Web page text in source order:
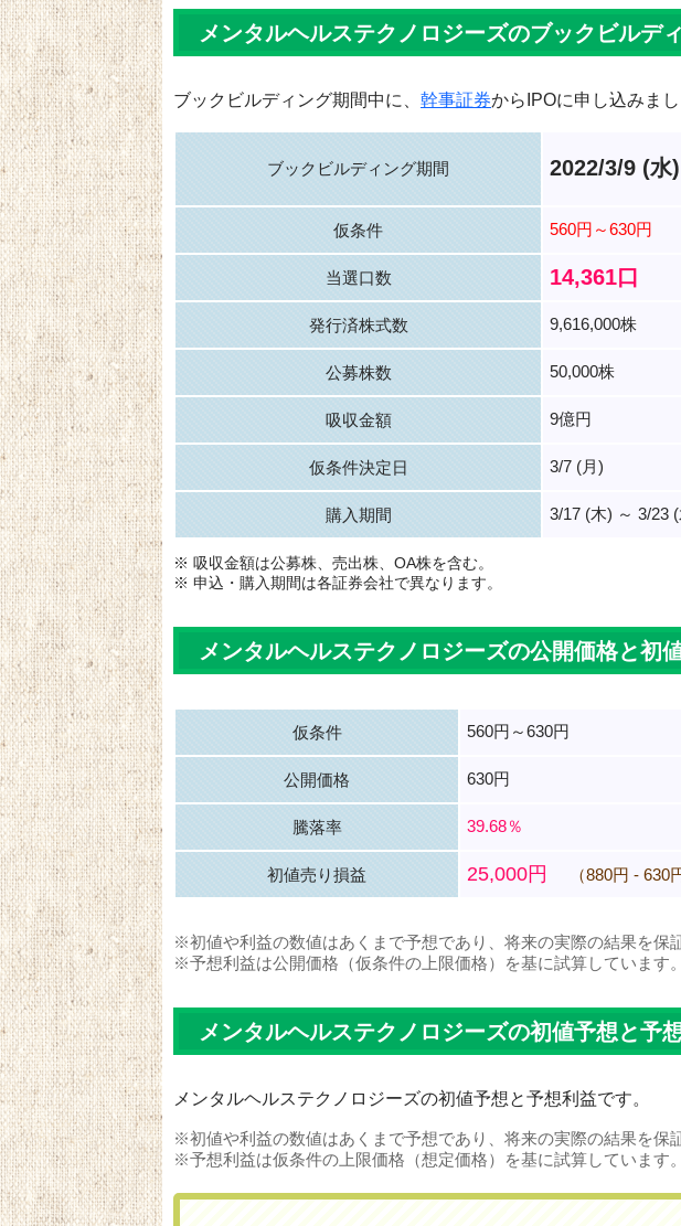
メンタルヘルステクノロジーズのブックビルデ
ブックビルディング期間中に、 幹事証券からIPOに申し込みまし
ブックビルディング期間 2022/3/9 (水
仮条件 560円～630円
当選口数 14,361口
発行済株式数 9,616,000株
公募株数 50,000株
吸収金額 9億円
仮条件決定日 3/7 (月)
購入期間 3/17 (木) ～ 3/23
※ 吸収金額は公募株、売出株、OA株を含む。
※ 申込・購入期間は各証券会社で異なります。
メンタルヘルステクノロジーズの公開価格と初
仮条件 560円～630円
公開価格 630円
騰落率 39.68％
初値売り損益 25,000円 （880円 - 630
※初値や利益の数値はあくまで予想であり、将来の実際の結果を保
※予想利益は公開価格（仮条件の上限価格）を基に試算しています。
メンタルヘルステクノロジーズの初値予想と予
メンタルヘルステクノロジーズの初値予想と予想利益です。
※初値や利益の数値はあくまで予想であり、将来の実際の結果を保
※予想利益は仮条件の上限価格（想定価格）を基に試算しています。